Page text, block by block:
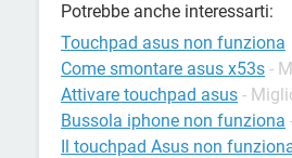
Potrebbe anche interessarti:
Touchpad asus non funziona
Come smontare asus x53s -
Attivare touchpad asus -
Bussola iphone non funziona
Il touchpad Asus non